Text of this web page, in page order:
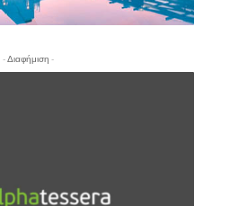
- Διαφήμιση -